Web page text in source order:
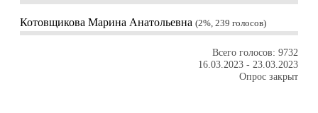
Котовщикова Марина Анатольевна 2%, 239 голосов
Всего голосов: 9732
16.03.2023 - 23.03.2023
Опрос закрыт